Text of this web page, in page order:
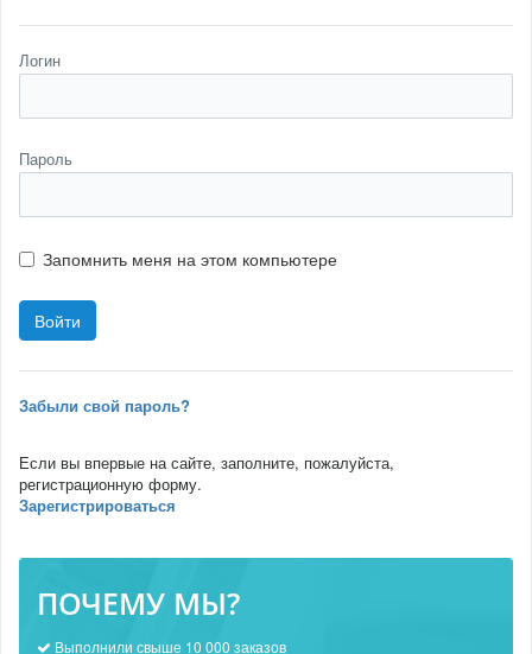
Логин
Пароль
Запомнить меня на этом компьютере
Забыли свой пароль?
Если вы впервые на сайте, заполните, пожалуйста,
регистрационную форму.
Зарегистрироваться
ПОЧЕМУ МЫ?
Выполнили свыше 10 000 заказов